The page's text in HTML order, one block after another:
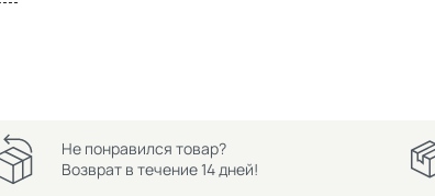
Не понравился товар?
Возврат в течение 14 дней!